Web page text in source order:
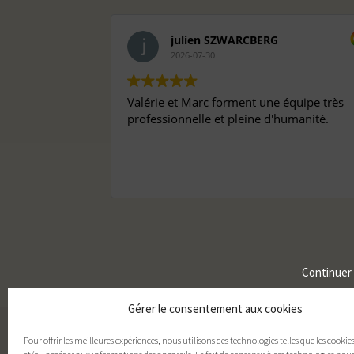
Gérer le consentement aux cookies
Pour offrir les meilleures expériences, nous utilisons des technologies telles que les
Continuer
julien SZWARCBERG
2026-07-30
Valérie et Marc forment une équipe très
professionnelle et pleine d'humanité.